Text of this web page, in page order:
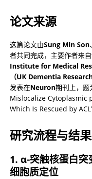
论文来源
这篇论文由Sung Min Son、
者共同完成，主要作者来自
Institute for Medical
（UK Dementia
发表在Neuron期刊上，
Mislocalize Cytoplasmic
Which Is Rescued by
研究流程与结果
1. α-突触核蛋白
细胞质定位